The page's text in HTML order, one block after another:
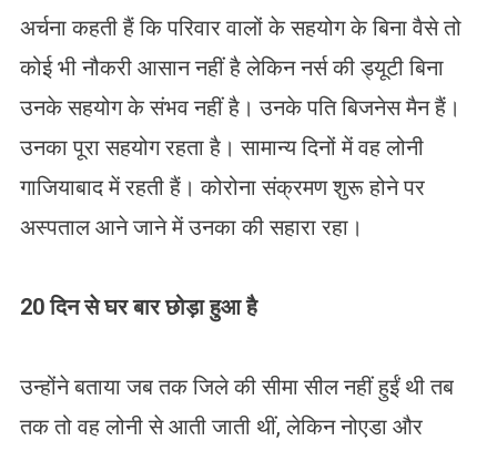
अर्चना कहती हैं कि परिवार वालों के सहयोग के बिना वैसे तो
कोई भी नौकरी आसान नहीं है लेकिन नर्स की ड्यूटी बिना
उनके सहयोग के संभव नहीं है। उनके पति बिजनेस मैन हैं।
उनका पूरा सहयोग रहता है। सामान्य दिनों में वह लोनी
गाजियाबाद में रहती हैं। कोरोना संक्रमण शुरू होने पर
अस्पताल आने जाने में उनका की सहारा रहा।
20 दिन से घर बार छोड़ा हुआ है
उन्होंने बताया जब तक जिले की सीमा सील नहीं हुईं थी तब
तक तो वह लोनी से आती जाती थीं, लेकिन नोएडा और